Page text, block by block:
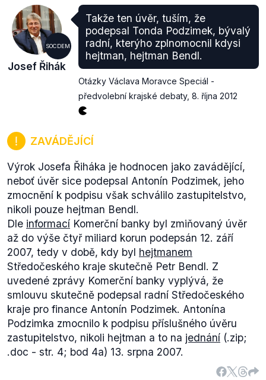
SOCDEM
Josef Řihák
Takže ten úvěr, tuším, že
podepsal Tonda Podzimek, bývalý
radní, kterýho zplnomocnil kdysi
hejtman, hejtman Bendl.
Otázky Václava Moravce Speciál -
předvolební krajské debaty, 8. října 2012
ZAVÁDĚJÍCÍ
Výrok Josefa Řiháka je hodnocen jako zavádějící,
neboť úvěr sice podepsal Antonín Podzimek, jeho
zmocnění k podpisu však schválilo zastupitelstvo,
nikoli pouze hejtman Bendl.
Dle informací Komerční banky byl zmiňovaný úvěr
až do výše čtyř miliard korun podepsán 12. září
2007, tedy v době, kdy byl hejtmanem
Středočeského kraje skutečně Petr Bendl. Z
uvedené zprávy Komerční banky vyplývá, že
smlouvu skutečně podepsal radní Středočeského
kraje pro finance Antonín Podzimek. Antonína
Podzimka zmocnilo k podpisu příslušného úvěru
zastupitelstvo, nikoli hejtman a to na jednání (.zip;
.doc - str. 4; bod 4a) 13. srpna 2007.